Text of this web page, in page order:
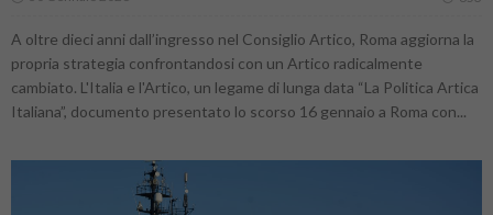
A oltre dieci anni dall’ingresso nel Consiglio Artico, Roma aggiorna la
propria strategia confrontandosi con un Artico radicalmente
cambiato. L'Italia e l'Artico, un legame di lunga data “La Politica Artica
Italiana”, documento presentato lo scorso 16 gennaio a Roma con...